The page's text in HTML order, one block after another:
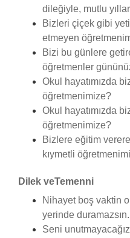
dileğiyle, mutlu
Bizleri çiçek gibi
etmeyen
Bizi bu günlere
öğretmenler
Okul hayatımızda
öğretmenimize?
Okul hayatımızda
öğretmenimize?
Bizlere eğitim
kıymetli
Dilek veTemenni
Nihayet boş vaktin
yerinde duramazsın.
Seni